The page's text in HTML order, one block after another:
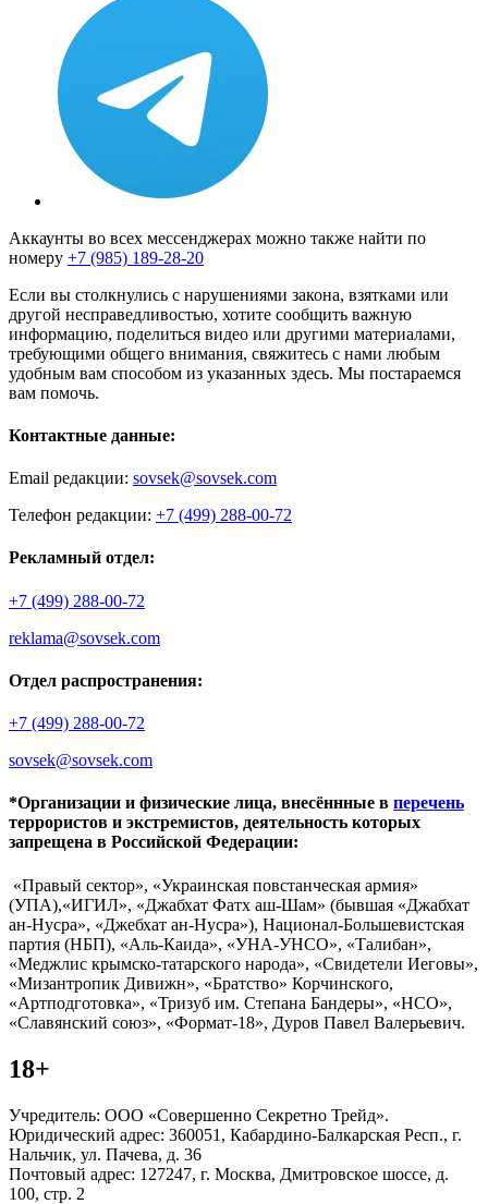
Аккаунты во всех мессенджерах можно также найти по
номеру +7 (985) 189-28-20
Если вы столкнулись с нарушениями закона, взятками или
другой несправедливостью, хотите сообщить важную
информацию, поделиться видео или другими материалами,
требующими общего внимания, свяжитесь с нами любым
удобным вам способом из указанных здесь. Мы постараемся
вам помочь.
Контактные данные:
Email редакции: sovsek@sovsek.com
Телефон редакции: +7 (499) 288-00-72
Рекламный отдел:
+7 (499) 288-00-72
reklama@sovsek.com
Отдел распространения:
+7 (499) 288-00-72
sovsek@sovsek.com
*Организации и физические лица, внесённные в перечень
террористов и экстремистов, деятельность которых
запрещена в Российской Федерации:
«Правый сектор», «Украинская повстанческая армия»
(УПА),«ИГИЛ», «Джабхат Фатх аш-Шам» (бывшая «Джабхат
ан-Нусра», «Джебхат ан-Нусра»), Национал-Большевистская
партия (НБП), «Аль-Каида», «УНА-УНСО», «Талибан»,
«Меджлис крымско-татарского народа», «Свидетели Иеговы»,
«Мизантропик Дивижн», «Братство» Корчинского,
«Артподготовка», «Тризуб им. Степана Бандеры», «НСО»,
«Славянский союз», «Формат-18», Дуров Павел Валерьевич.
18+
Учредитель: ООО «Совершенно Секретно Трейд».
Юридический адрес: 360051, Кабардино-Балкарская Респ., г.
Нальчик, ул. Пачева, д. 36
Почтовый адрес: 127247, г. Москва, Дмитровское шоссе, д.
100, стр. 2